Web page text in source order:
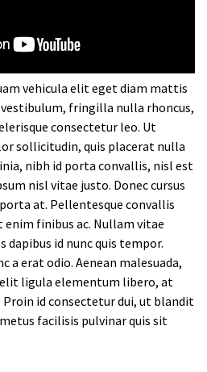
vehicula elit eget diam mattis
vestibulum, fringilla nulla rhoncus,
consectetur leo. Ut
sollicitudin, quis placerat nulla
nibh id porta convallis, nisl est
nisl vitae justo. Donec cursus
at. Pellentesque convallis
finibus ac. Nullam vitae
dapibus id nunc quis tempor.
a erat odio. Aenean malesuada,
ligula elementum libero, at
id consectetur dui, ut blandit
facilisis pulvinar quis sit